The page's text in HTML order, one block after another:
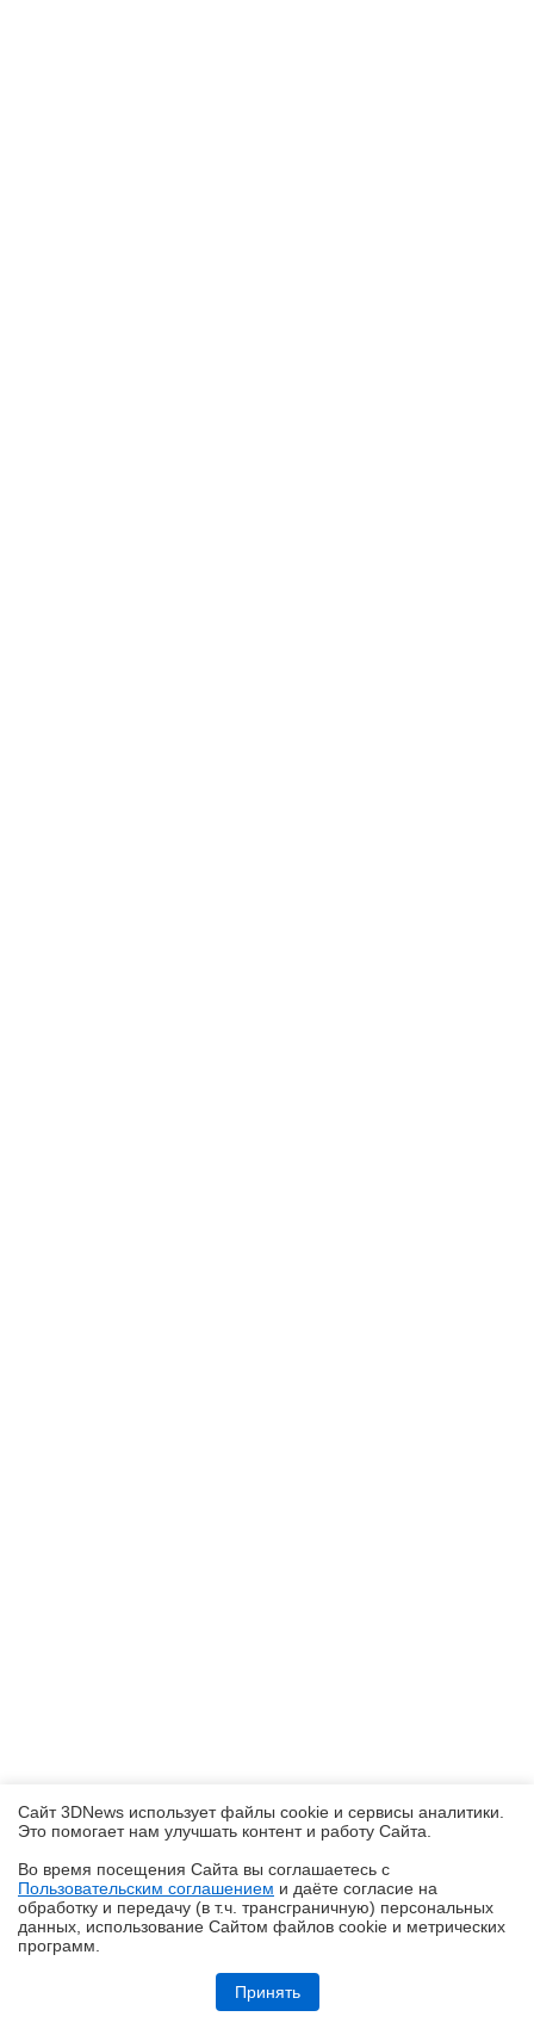
Обзор HUAWEI nova 15 MAX: смартфон для таксистов
Сайт 3DNews использует файлы cookie и сервисы аналитики.
Это помогает нам улучшать контент и работу Cайта.
Во время посещения Cайта вы соглашаетесь с
Пользовательским соглашением и даёте согласие на
обработку и передачу (в т.ч. трансграничную) персональных
данных, использование Cайтом файлов cookie и метрических
программ.
Принять